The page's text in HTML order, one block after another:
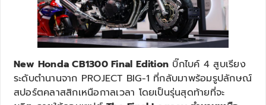
New Honda CB1300 Final Edition บิ๊กไบค์ 4 สูบเรียง
ระดับตำนานจาก PROJECT BIG-1 ที่กลับมาพร้อมรูปลักษณ์
สปอร์ตคลาสสิกเหนือกาลเวลา โดยเป็นรุ่นสุดท้ายที่จะ